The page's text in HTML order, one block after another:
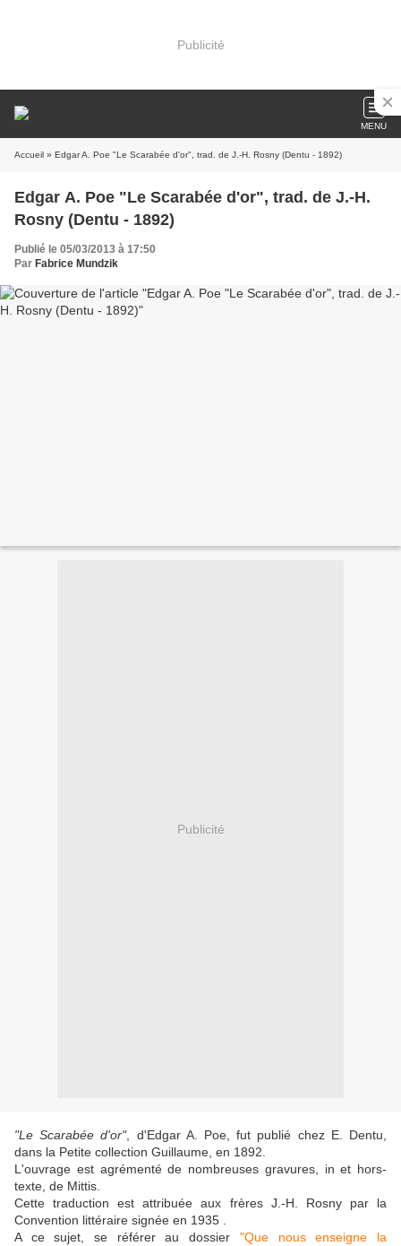
Publicité
MENU
Accueil » Edgar A. Poe "Le Scarabée d'or", trad. de J.-H. Rosny (Dentu - 1892)
Edgar A. Poe "Le Scarabée d'or", trad. de J.-H.
Rosny (Dentu - 1892)
Publié le 05/03/2013 à 17:50
Par Fabrice Mundzik
Publicité
"Le Scarabée d'or", d'Edgar A. Poe, fut publié chez E. Dentu,
dans la Petite collection Guillaume, en 1892.
L'ouvrage est agrémenté de nombreuses gravures, in et hors-
texte, de Mittis.
Cette traduction est attribuéeaux frères J.-H. Rosnypar la
Convention littéraire signée en 1935 .
A ce sujet, se référer au dossier "Que nous enseigne la